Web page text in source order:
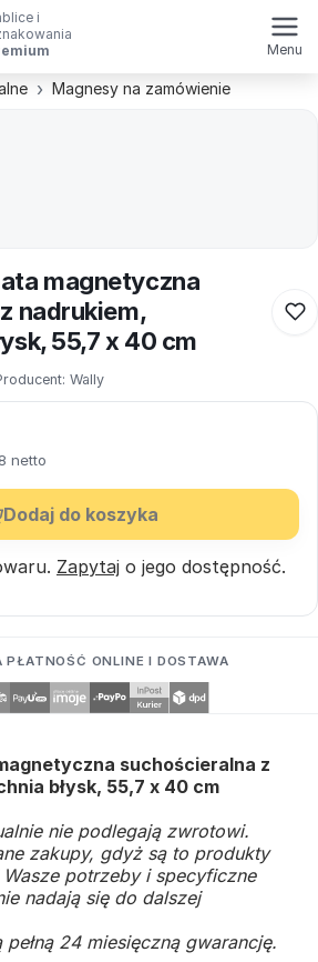
i
Menu
Magnesy na zamówienie
magnetyczna
nadrukiem,
55,7 x 40 cm
Wally
netto
Dodaj do koszyka
Zapytaj o jego dostępność.
PŁATNOŚĆ ONLINE I DOSTAWA
suchościeralna z
błysk, 55,7 x 40 cm
nie podlegają zwrotowi.
zakupy, gdyż są to produkty
potrzeby i specyficzne
nadają się do dalszej
24 miesięczną gwarancję.